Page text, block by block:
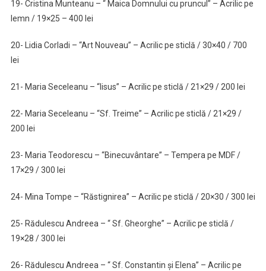
19- Cristina Munteanu – “ Maica Domnului cu pruncul” – Acrilic pe
lemn / 19×25 – 400 lei
20- Lidia Corladi – “Art Nouveau” – Acrilic pe sticlă / 30×40 / 700
lei
21- Maria Seceleanu – “Iisus” – Acrilic pe sticlă / 21×29 / 200 lei
22- Maria Seceleanu – “Sf. Treime” – Acrilic pe sticlă / 21×29 /
200 lei
23- Maria Teodorescu – “Binecuvântare” – Tempera pe MDF /
17×29 / 300 lei
24- Mina Tompe – “Răstignirea” – Acrilic pe sticlă / 20×30 / 300 lei
25- Rădulescu Andreea – “ Sf. Gheorghe” – Acrilic pe sticlă /
19×28 / 300 lei
26- Rădulescu Andreea – “ Sf. Constantin și Elena” – Acrilic pe